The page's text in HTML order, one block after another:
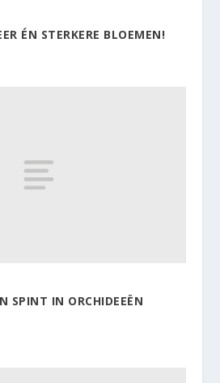
ÉN STERKERE BLOEMEN!
SPINT IN ORCHIDEEËN